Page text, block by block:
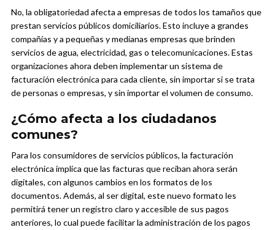
No, la obligatoriedad afecta a empresas de todos los tamaños que
prestan servicios públicos domiciliarios. Esto incluye a grandes
compañías y a pequeñas y medianas empresas que brinden
servicios de agua, electricidad, gas o telecomunicaciones.Estas
organizaciones ahora deben implementar un sistema de
facturación electrónica para cada cliente, sin importar si se trata
de personas o empresas, y sin importar el volumen de consumo.
¿Cómo afecta a los ciudadanos
comunes?
Para los consumidores de servicios públicos, la facturación
electrónica implica que las facturas que reciban ahora serán
digitales, con algunos cambios en los formatos de los
documentos. Además, al ser digital, este nuevo formato les
permitirá tener un registro claro y accesible de sus pagos
anteriores, lo cual puede facilitar la administración de los pagos